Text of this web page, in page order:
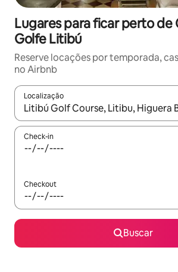
Lugares para ficar perto de
Golfe Litibú
Reserve locações por temporada,
no Airbnb
Localização
Quando os resultados estiverem
Check-in
Checkout
Buscar